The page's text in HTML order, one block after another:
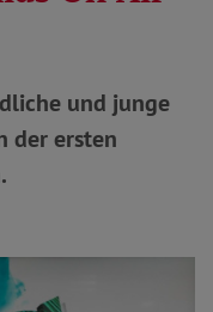
und junge
der ersten